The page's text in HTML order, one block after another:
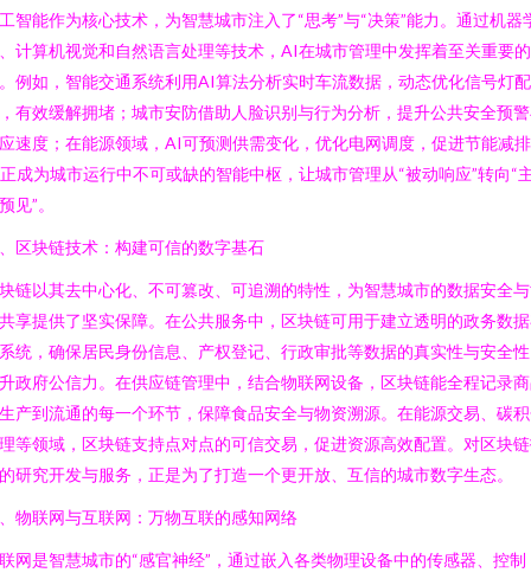
智能作为核心技术，为智慧城市注入了“思考”与“决策”能力。通过机器
计算机视觉和自然语言处理等技术，AI在城市管理中发挥着至关重要
例如，智能交通系统利用AI算法分析实时车流数据，动态优化信号灯配
有效缓解拥堵；城市安防借助人脸识别与行为分析，提升公共安全预
速度；在能源领域，AI可预测供需变化，优化电网调度，促进节能减
成为城市运行中不可或缺的智能中枢，让城市管理从“被动响应”转向“
见”。
区块链技术：构建可信的数字基石
链以其去中心化、不可篡改、可追溯的特性，为智慧城市的数据安全
享提供了坚实保障。在公共服务中，区块链可用于建立透明的政务数
统，确保居民身份信息、产权登记、行政审批等数据的真实性与安全
政府公信力。在供应链管理中，结合物联网设备，区块链能全程记录
产到流通的每一个环节，保障食品安全与物资溯源。在能源交易、碳
等领域，区块链支持点对点的可信交易，促进资源高效配置。对区块
研究开发与服务，正是为了打造一个更开放、互信的城市数字生态。
物联网与互联网：万物互联的感知网络
网是智慧城市的“感官神经”，通过嵌入各类物理设备中的传感器、控制